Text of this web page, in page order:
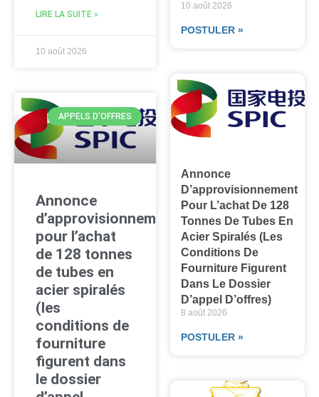
LIRE LA SUITE »
10 août 2026
APPELS D'OFFRES
Annonce
d’approvisionnement
pour l’achat
de 128 tonnes
de tubes en
acier spiralés
(les
conditions de
fourniture
figurent dans
le dossier
10 août 2026
POSTULER »
Annonce
D’approvisionnement
Pour L’achat De 128
Tonnes De Tubes En
Acier Spiralés (les
Conditions De
Fourniture Figurent
Dans Le Dossier
D’appel D’offres)
8 août 2026
POSTULER »